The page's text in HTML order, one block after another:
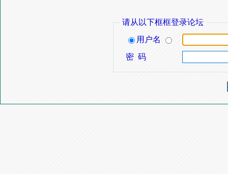
请从以下框框登录论坛
用户名
密 码